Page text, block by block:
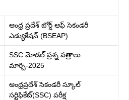
ఆంధ్ర ప్రదేశ్ బోర్డ్ ఆఫ్ సెకండరీ
ఎడ్యుకేషన్ (BSEAP)
SSC మోడల్ ప్రశ్న పత్రాలు
మార్చి-2025
ఆంధ్రప్రదేశ్ సెకండరీ స్కూల్
సర్టిఫికేట్(SSC) పరీక్ష